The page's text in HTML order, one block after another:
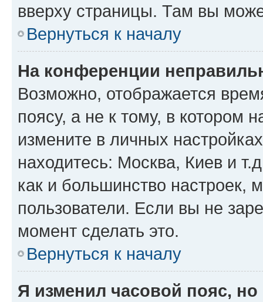
вверху страницы. Там вы
Вернуться к началу
На конференции
Возможно, отображается
поясу, а не к тому, в котором
измените в личных
находитесь: Москва, Киев и
как и большинство настроек,
пользователи. Если вы не
момент сделать это.
Вернуться к началу
Я изменил часовой пояс,